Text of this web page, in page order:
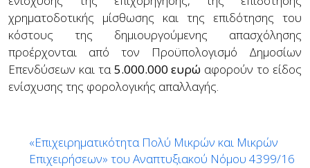
χρηματοδοτικής μίσθωσης και της επιδότησης του
κόστους της δημιουργούμενης απασχόλησης
προέρχονται από τον Προϋπολογισμό Δημοσίων
Επενδύσεων και τα5.000.000 ευρώ αφορούν το είδος
ενίσχυσης της φορολογικής απαλλαγής.
«Επιχειρηματικότητα Πολύ Μικρών και Μικρών
Επιχειρήσεων» του Αναπτυξιακού Νόμου 4399/16